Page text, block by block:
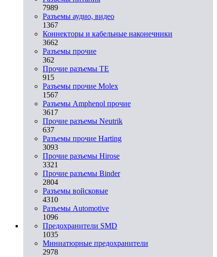
7989
Разъeмы аудио, видео
1367
Коннекторы и кабельные наконечники
3662
Разъeмы прочие
362
Прочие разъемы TE
915
Разъемы прочие Molex
1567
Разъемы Amphenol прочие
3617
Прочие разъемы Neutrik
637
Разъемы прочие Harting
3093
Прочие разъемы Hirose
3321
Прочие разъемы Binder
2804
Разъемы войсковые
4310
Разъeмы Automotive
1096
Предохранители SMD
1035
Миниатюрные предохранители
2978